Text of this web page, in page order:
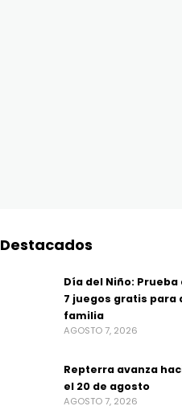
Destacados
Día del Niño:
7 juegos gratis para
familia
AGOSTO 7, 2026
Repterra avanza
el 20 de agosto
AGOSTO 7, 2026